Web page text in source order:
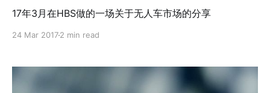
17年3月在HBS做的一场关于无人车市场的分享
24 Mar 20172 min read